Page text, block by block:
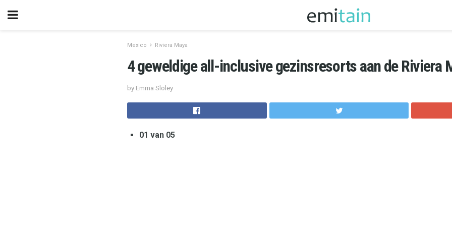
Mexico Riviera Maya
4 geweldige all-inclusive gezinsresorts aan de Riviera
by Emma Sloley
01 van 05